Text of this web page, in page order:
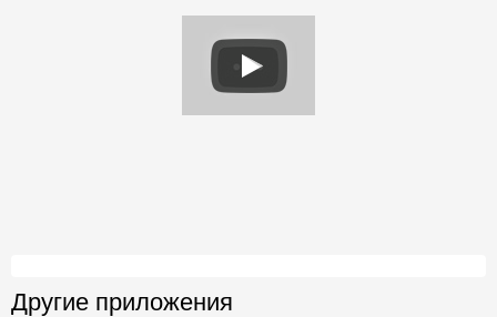
Другие приложения